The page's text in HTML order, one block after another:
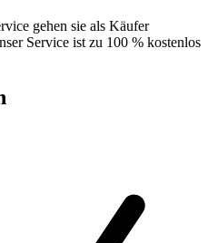
gehen sie als Käufer
Service ist zu 100 % kostenlos